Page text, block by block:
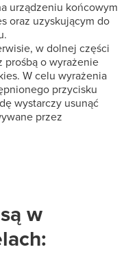
urządzeniu końcowym
oraz uzyskującym do
w dolnej części
prośbą o wyrażenie
W celu wyrażenia
przycisku
wystarczy usunąć
przez
w